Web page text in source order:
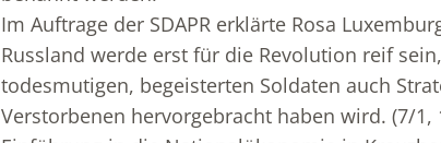
Im Auftrage der SDAPR erklärte Rosa
Russland werde erst für die Revolution reif
todesmutigen, begeisterten Soldaten auch
Verstorbenen hervorgebracht haben wird. (7/1,